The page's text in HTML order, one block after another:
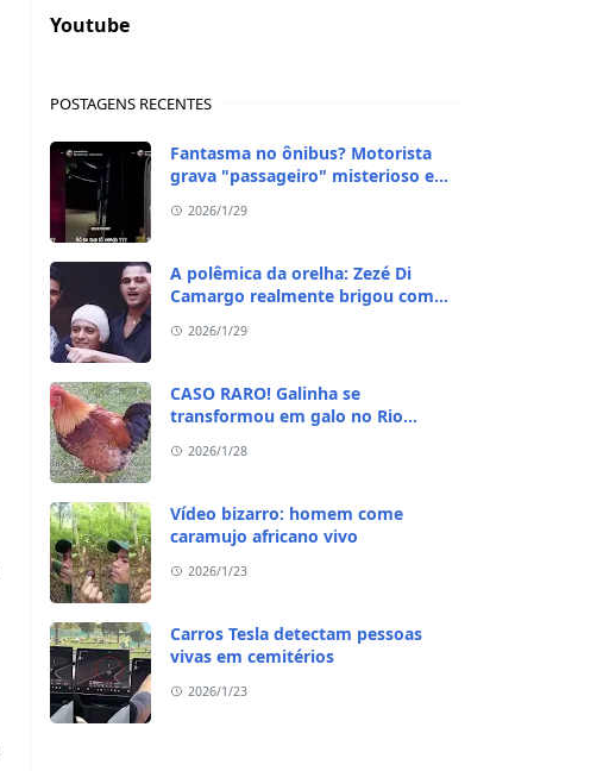
Youtube
POSTAGENS RECENTES
Fantasma no ônibus? Motorista
grava "passageiro" misterioso em
2026/1/29
A polêmica da orelha: Zezé Di
Camargo realmente brigou com
irmão?
2026/1/29
CASO RARO! Galinha se
transformou em galo no Rio
2026/1/28
Vídeo bizarro: homem come
caramujo africano vivo
2026/1/23
Carros Tesla detectam pessoas
vivas em cemitérios
2026/1/23